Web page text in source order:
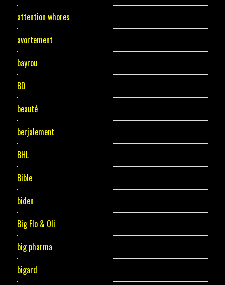
attention whores
avortement
bayrou
BD
beauté
berjalement
BHL
Bible
biden
Big Flo & Oli
big pharma
bigard